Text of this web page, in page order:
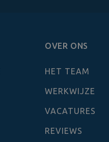
OVER ONS
HET TEAM
WERKWIJZE
VACATURES
REVIEWS